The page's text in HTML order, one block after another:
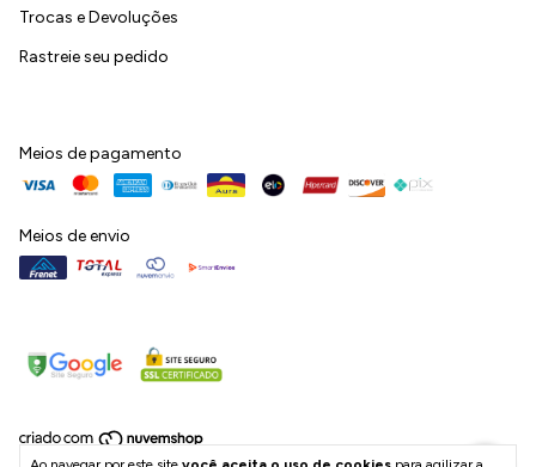
Trocas e Devoluções
Rastreie seu pedido
Meios de pagamento
Meios de envio